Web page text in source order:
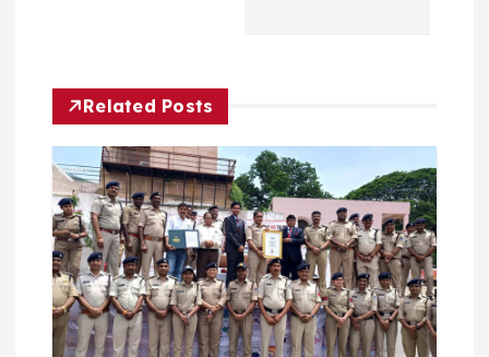
v
g
a
t
Related Posts